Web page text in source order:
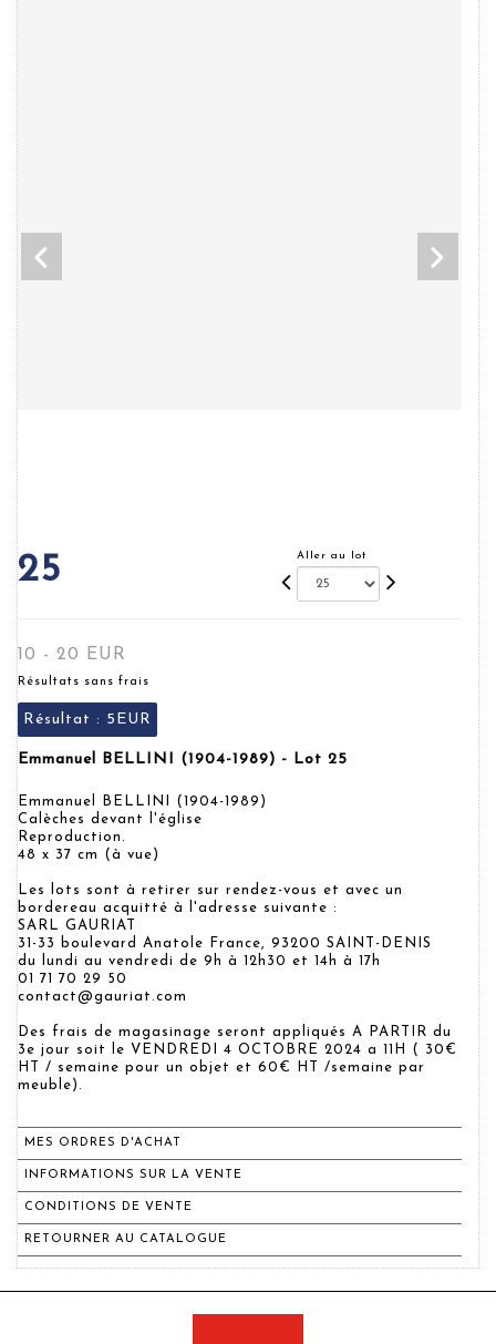
25 Aller au lot
10 - 20 EUR
Résultats sans frais
Résultat : 5EUR
Emmanuel BELLINI (1904-1989) - Lot 25
Emmanuel BELLINI (1904-1989)
Calèches devant l'église
Reproduction.
48 x 37 cm (à vue)
Les lots sont à retirer sur rendez-vous et avec un
bordereau acquitté à l'adresse suivante :
SARL GAURIAT
31-33 boulevard Anatole France, 93200 SAINT-DENIS
du lundi au vendredi de 9h à 12h30 et 14h à 17h
01 71 70 29 50
contact@gauriat.com
Des frais de magasinage seront appliqués A PARTIR du
3e jour soit le VENDREDI 4 OCTOBRE 2024 a 11H ( 30€
HT / semaine pour un objet et 60€ HT /semaine par
meuble).
MES ORDRES D'ACHAT
INFORMATIONS SUR LA VENTE
CONDITIONS DE VENTE
RETOURNER AU CATALOGUE